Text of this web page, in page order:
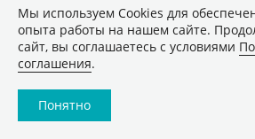
Мы используем Сookies для
опыта работы на нашем сайте.
сайт, вы соглашаетесь с условиями
соглашения.
Понятно